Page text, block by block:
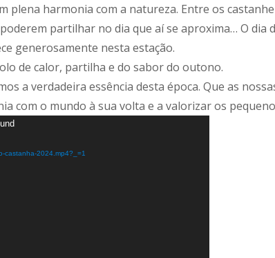
plena harmonia com a natureza. Entre os
partilhar no dia que aí se aproxima… O dia
generosamente nesta estação.
de calor, partilha e do sabor do outono.
a verdadeira essência desta época. Que as
com o mundo à sua volta e a valorizar os
castanha-2024.mp4?_=1